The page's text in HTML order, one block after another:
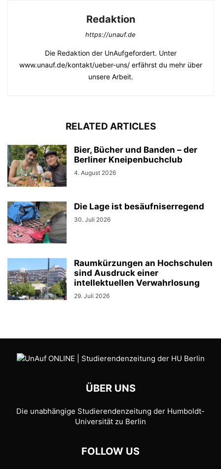
Redaktion
https://unauf.de
Die Redaktion der UnAufgefordert. Unter
www.unauf.de/kontakt/ueber-uns/ erfährst du mehr über
unsere Arbeit.
RELATED ARTICLES
Bier, Bücher und Banden – der
Berliner Kneipenbuchclub
4. August 2026
Die Lage ist besäufniserregend
30. Juli 2026
Raumkürzungen an Hochschulen
sind Ausdruck einer
intellektuellen Verwahrlosung
29. Juli 2026
ÜBER UNS
Die unabhängige Studierendenzeitung der Humboldt-
Universität zu Berlin
FOLLOW US